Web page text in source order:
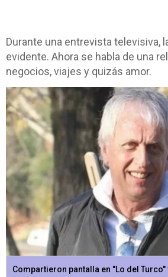
Durante una entrevista televisiva,
evidente. Ahora se habla de una
negocios, viajes y quizás amor.
Compartieron pantalla en "Lo del